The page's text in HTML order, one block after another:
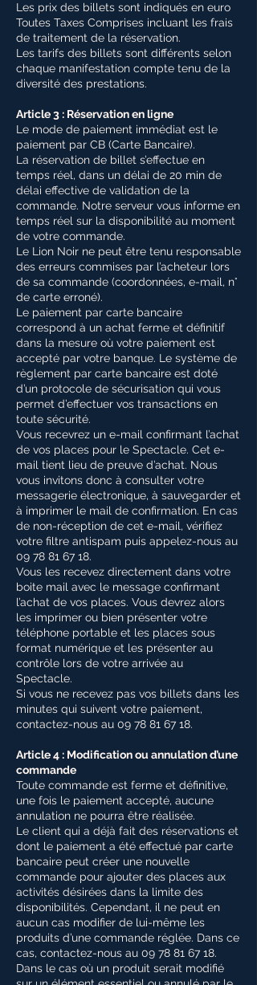
Les prix des billets sont indiqués en euro
Toutes Taxes Comprises incluant les frais
de traitement de la réservation.
Les tarifs des billets sont différents selon
chaque manifestation compte tenu de la
diversité des prestations.
Article 3 : Réservation en ligne
Le mode de paiement immédiat est le
paiement par CB (Carte Bancaire).
La réservation de billet s’effectue en
temps réel, dans un délai de 20 min de
délai effective de validation de la
commande. Notre serveur vous informe en
temps réel sur la disponibilité au moment
de votre commande.
Le Lion Noir ne peut être tenu responsable
des erreurs commises par l’acheteur lors
de sa commande (coordonnées, e-mail, n°
de carte erroné).
Le paiement par carte bancaire
correspond à un achat ferme et définitif
dans la mesure où votre paiement est
accepté par votre banque. Le système de
règlement par carte bancaire est doté
d’un protocole de sécurisation qui vous
permet d’effectuer vos transactions en
toute sécurité.
Vous recevrez un e-mail confirmant l’achat
de vos places pour le Spectacle. Cet e-
mail tient lieu de preuve d’achat. Nous
vous invitons donc à consulter votre
messagerie électronique, à sauvegarder et
à imprimer le mail de confirmation. En cas
de non-réception de cet e-mail, vérifiez
votre filtre antispam puis appelez-nous au
09 78 81 67 18.
Vous les recevez directement dans votre
boite mail avec le message confirmant
l’achat de vos places. Vous devrez alors
les imprimer ou bien présenter votre
téléphone portable et les places sous
format numérique et les présenter au
contrôle lors de votre arrivée au
Spectacle.
Si vous ne recevez pas vos billets dans les
minutes qui suivent votre paiement,
contactez-nous au 09 78 81 67 18.
Article 4 : Modification ou annulation d’une
commande
Toute commande est ferme et définitive,
une fois le paiement accepté, aucune
annulation ne pourra être réalisée.
Le client qui a déjà fait des réservations et
dont le paiement a été effectué par carte
bancaire peut créer une nouvelle
commande pour ajouter des places aux
activités désirées dans la limite des
disponibilités. Cependant, il ne peut en
aucun cas modifier de lui-même les
produits d’une commande réglée. Dans ce
cas, contactez-nous au 09 78 81 67 18.
Dans le cas où un produit serait modifié